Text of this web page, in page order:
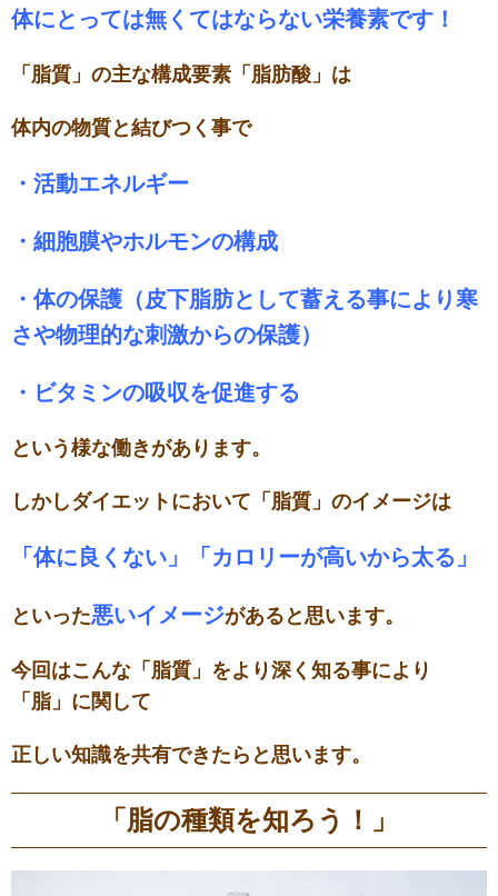
体にとっては無くてはならない栄養素です！
「脂質」の主な構成要素「脂肪酸」は
体内の物質と結びつく事で
・活動エネルギー
・細胞膜やホルモンの構成
・体の保護（皮下脂肪として蓄える事により寒
さや物理的な刺激からの保護）
・ビタミンの吸収を促進する
という様な働きがあります。
しかしダイエットにおいて「脂質」のイメージは
「体に良くない」「カロリーが高いから太る」
といった悪いイメージがあると思います。
今回はこんな「脂質」をより深く知る事により
「脂」に関して
正しい知識を共有できたらと思います。
「脂の種類を知ろう！」